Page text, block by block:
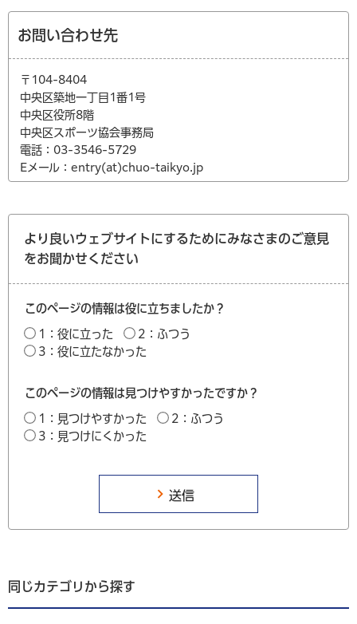
お問い合わせ先
〒104-8404
中央区築地一丁目1番1号
中央区役所8階
中央区スポーツ協会事務局
電話：03-3546-5729
Eメール：entry(at)chuo-taikyo.jp
より良いウェブサイトにするためにみなさまのご意見
をお聞かせください
このページの情報は役に立ちましたか？
1：役に立った
2：ふつう
3：役に立たなかった
このページの情報は見つけやすかったですか？
1：見つけやすかった
2：ふつう
3：見つけにくかった
同じカテゴリから探す